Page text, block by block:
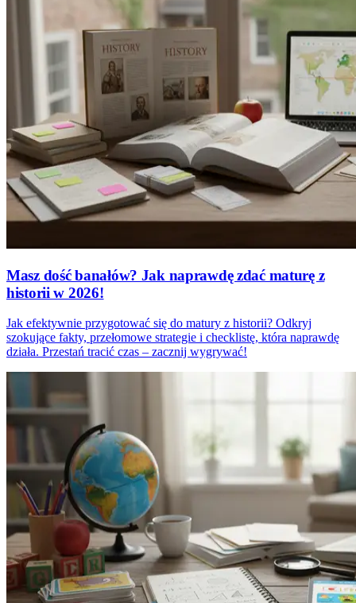
Masz dość banałów? Jak naprawdę zdać maturę z
historii w 2026!
Jak efektywnie przygotować się do matury z historii? Odkryj
szokujące fakty, przełomowe strategie i checklistę, która naprawdę
działa. Przestań tracić czas – zacznij wygrywać!